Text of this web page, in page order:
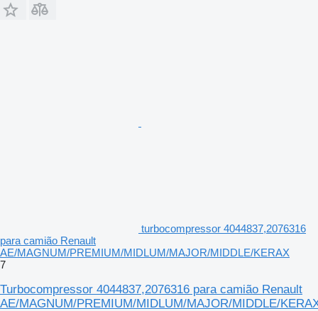
turbocompressor 4044837,2076316
para camião Renault
AE/MAGNUM/PREMIUM/MIDLUM/MAJOR/MIDDLE/KERAX
7
Turbocompressor 4044837,2076316 para camião Renault
AE/MAGNUM/PREMIUM/MIDLUM/MAJOR/MIDDLE/